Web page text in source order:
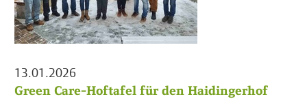
13.01.2026
Green Care-Hoftafel für den Haidingerhof